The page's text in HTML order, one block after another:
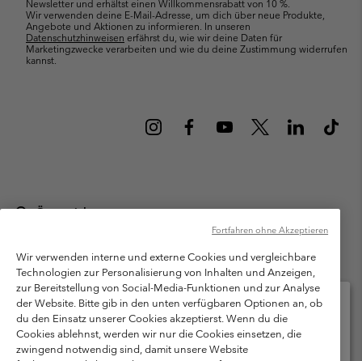
Newsletter und erhältst einen Willkommensrabatt von 10 %.
Wir verwenden deine E-Mail-Adresse, um dich über neue Produkte,
Angebote und Aktionen zu informieren. In unseren
Datenschutzhinweisen erfährst du, wie wir deine Daten für
Marketingzwecke verarbeiten und wie du deine Zustimmung widerrufen
kannst.
Österreich
Columbia Sportswear Austria GmbH. Moosfeldstraße 1, 5101
Bergheim, Salzburg Österreich. Alle Rechte vorbehalten.
Nutzungsbedingungen
Allgemeine Verkaufsbedingungen
Garantie
Datenschutzerklärung
Bestimmungen und Bedingungen des Mitglieder Programms
Nutzungsbedingungen Für Nutzergenerierte Inhalte
Wir verwenden interne und externe Cookies und vergleichbare
Technologien zur Personalisierung von Inhalten und Anzeigen,
zur Bereitstellung von Social-Media-Funktionen und zur Analyse
der Website. Bitte gib in den unten verfügbaren Optionen an, ob
du den Einsatz unserer Cookies akzeptierst. Wenn du die
Cookies ablehnst, werden wir nur die Cookies einsetzen, die
zwingend notwendig sind, damit unsere Website
Fortfahren ohne Akzeptieren
Bitte wählen Sie Ihr Lieferland und Ihre Sprache